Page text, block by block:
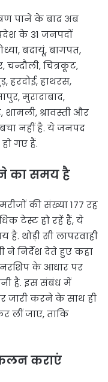
पाने के बाद अब
के 31 जनपदों
बदायूं, बागपत,
चन्दौली, चित्रकूट,
हरदोई, हाथरस,
मुरादाबाद,
श्रावस्ती और
नहीं है. ये जनपद
गए हैं.
का समय है
की संख्या 177 रह
टेस्ट हो रहें हैं, ये
थोड़ी सी लापरवाही
ने निर्देश देते हुए कहा
के आधार पर
है. इस संबंध में
जारी करने के साथ ही
लीं जाए, ताकि
कराएं